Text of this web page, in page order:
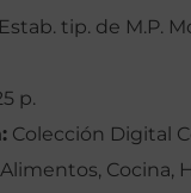
Estab. tip. de M.P.
p.
Colección Digital
Alimentos, Cocina,